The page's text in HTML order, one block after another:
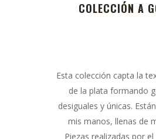
COLECCIÓN A
Esta colección capta la
de la plata formando
desiguales y únicas.
mis manos, llenas de
Piezas realizadas por